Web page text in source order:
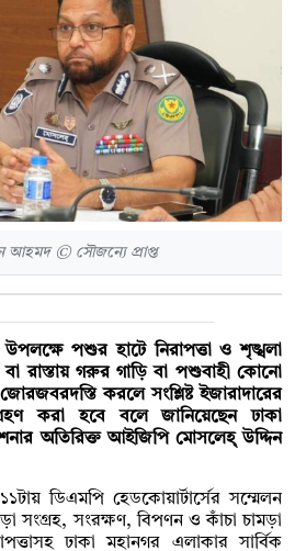
আহমদ © সৌজন্যে প্রাপ্ত
পশুর হাটে নিরাপত্তা ও শৃঙ্খলা
বা রাস্তায় গরুর গাড়ি বা পশুবাহী কোনো
জোরজবরদস্তি করলে সংশ্লিষ্ট ইজারাদারের
করা হবে বলে জানিয়েছেন ঢাকা
অতিরিক্ত আইজিপি মোসলেহ্ উদ্দিন
ডিএমপি হেডকোয়ার্টার্সের সম্মেলন
সংগ্রহ, সংরক্ষণ, বিপণন ও কাঁচা চামড়া
ঢাকা মহানগর এলাকার সার্বিক